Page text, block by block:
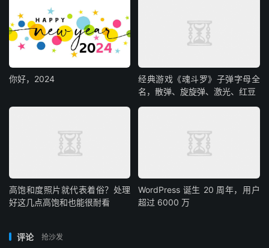
你好，2024
经典游戏《魂斗罗》子弹字母全
名，散弹、旋旋弹、激光、红豆
高饱和度照片就代表着俗？处理
好这几点高饱和也能很耐看
WordPress 诞生 20 周年，用户
超过 6000 万
评论 抢沙发